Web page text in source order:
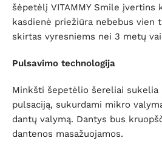
šėpetėlį VITAMMY Smile įvertins
kasdienė priežiūra nebebus vien
skirtas vyresniems nei 3 metų
Pulsavimo technologija
Minkšti šepetėlio šereliai sukelia
pulsaciją, sukurdami mikro
dantų valymą. Dantys bus
dantenos masažuojamos.